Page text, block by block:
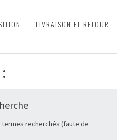
LIVRAISON ET RETOUR
recherchés (faute de